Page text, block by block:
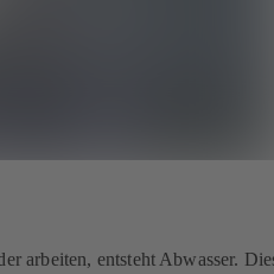
arbeiten, entsteht Abwasser.